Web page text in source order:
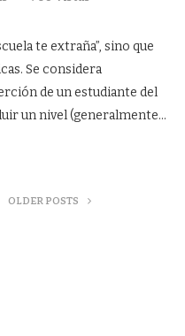
te extraña”, sino que
Se considera
de un estudiante del
un nivel (generalmente…
OLDER POSTS